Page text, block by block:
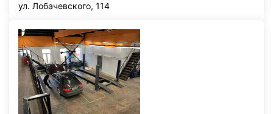
ул. Лобачевского, 114